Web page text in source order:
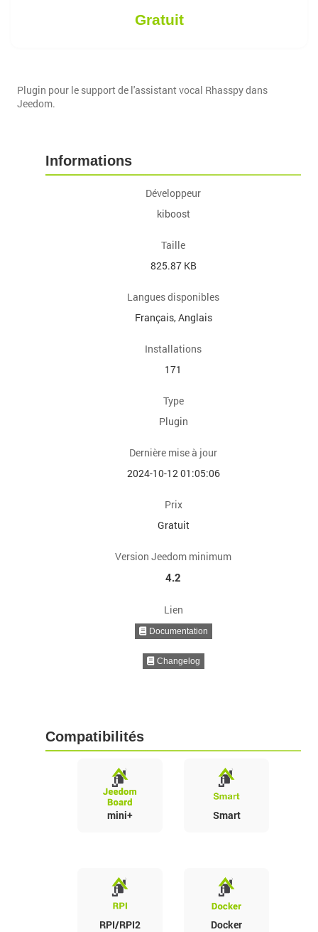
Gratuit
Plugin pour le support de l'assistant vocal Rhasspy dans
Jeedom.
Informations
Développeur
kiboost
Taille
825.87 KB
Langues disponibles
Français, Anglais
Installations
171
Type
Plugin
Dernière mise à jour
2024-10-12 01:05:06
Prix
Gratuit
Version Jeedom minimum
4.2
Lien
Documentation
Changelog
Compatibilités
mini+ Smart
RPI/RPI2 Docker